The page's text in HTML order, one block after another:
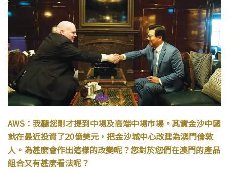
AWS：我聽您剛才提到中場及高端中場市場。其實金沙中國
就在最近投資了20億美元，把金沙城中心改建為澳門倫敦
人。為甚麼會作出這樣的改變呢？您對於您們在澳門的產品
組合又有甚麼看法呢？